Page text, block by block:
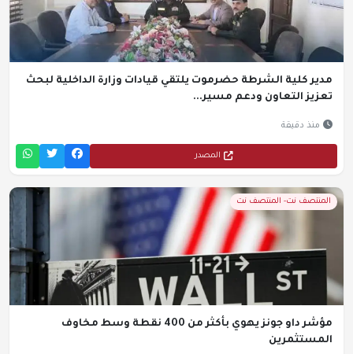
مدير كلية الشرطة حضرموت يلتقي قيادات وزارة الداخلية لبحث
تعزيز التعاون ودعم مسير...
منذ دقيقة
المصدر
المنتصف نت- المنتصف نت
مؤشر داو جونز يهوي بأكثر من 400 نقطة وسط مخاوف
المستثمرين